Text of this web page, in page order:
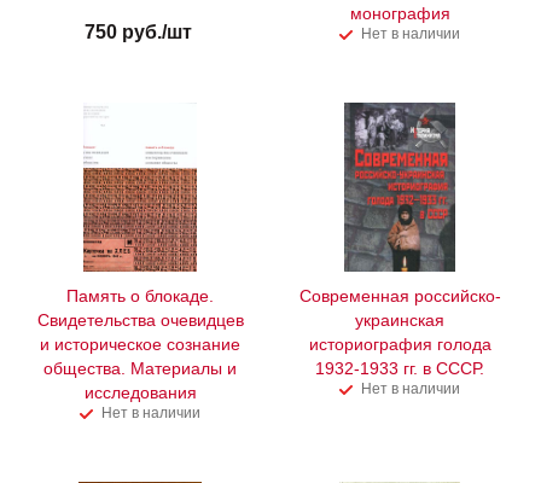
750руб./шт
монография
Нет в наличии
Память о блокаде.
Свидетельства очевидцев
и историческое сознание
общества. Материалы и
исследования
Нет в наличии
Современная российско-
украинская
историография голода
1932-1933 гг. в СССР.
Нет в наличии